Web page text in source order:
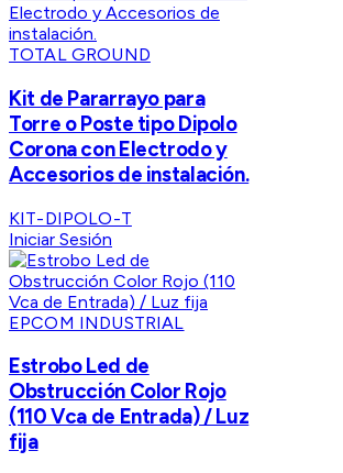
TOTAL GROUND
Kit de Pararrayo para
Torre o Poste tipo Dipolo
Corona con Electrodo y
Accesorios de instalación.
KIT-DIPOLO-T
Iniciar Sesión
EPCOM INDUSTRIAL
Estrobo Led de
Obstrucción Color Rojo
(110 Vca de Entrada) / Luz
fija